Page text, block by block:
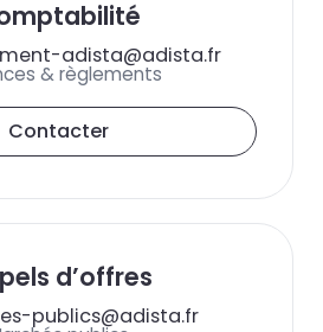
adista@adista.fr
& règlements
Contacter
d’offres
publics@adista.fr